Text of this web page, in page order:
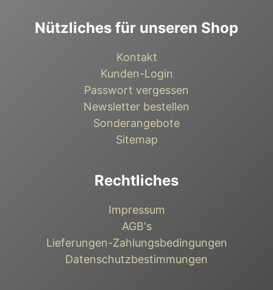
Nützliches für unseren Shop
Kontakt
Kunden-Login
Passwort vergessen
Newsletter bestellen
Sonderangebote
Sitemap
Rechtliches
Impressum
AGB's
Lieferungen-Zahlungsbedingungen
Datenschutzbestimmungen